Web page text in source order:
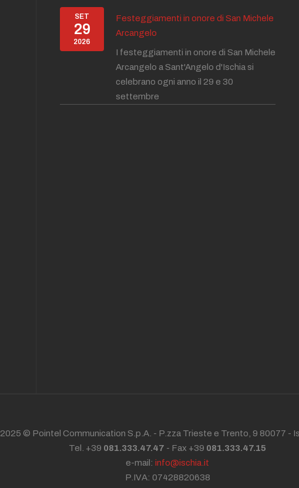
SET
29
2026
Festeggiamenti in onore di San Michele
Arcangelo
I festeggiamenti in onore di San Michele
Arcangelo a Sant'Angelo d'Ischia si
celebrano ogni anno il 29 e 30
settembre
2025 © Pointel Communication S.p.A. - P.zza Trieste e Trento, 9 80077 -
Tel. +39 081.333.47.47 - Fax +39 081.333.47.15
e-mail: info@ischia.it
P.IVA: 07428820638